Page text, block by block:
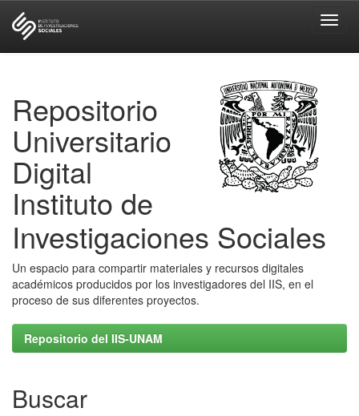
Repositorio
Universitario
Digital
Instituto de
Investigaciones Sociales
Un espacio para compartir materiales y recursos digitales
académicos producidos por los investigadores del IIS, en el
proceso de sus diferentes proyectos.
Repositorio del IIS-UNAM
Buscar